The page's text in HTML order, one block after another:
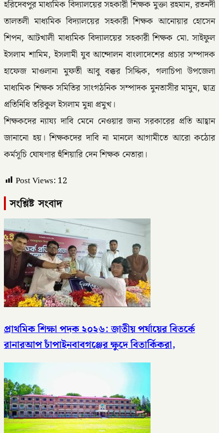
হরিদেবপুর মাধ্যমিক বিদ্যালয়ের সহকারী শিক্ষক মুক্তা রহমান, রতনদী
তালতলী মাধ্যমিক বিদ্যালয়ের সহকারী শিক্ষক আনোয়ার হোসেন
শিপন, আটখালী মাধ্যমিক বিদ্যালয়ের সহকারী শিক্ষক মো. সাইফুল
ইসলাম শামিম, ইসলামী যুব আন্দোলন বাংলাদেশের প্রচার সম্পাদক
হাফেজ মাওলানা মুফতী আবু বক্কর সিদ্দিক, গলাচিপা উপজেলা
মাধ্যমিক শিক্ষক সমিতির সাংগঠনিক সম্পাদক মুনতাসীর মামুন, ছাত্র
প্রতিনিধি তরিকুল ইসলাম মুন্না প্রমুখ।
শিক্ষকদের ন্যায্য দাবি মেনে নেওয়ার জন্য সরকারের প্রতি আহ্বান
জানানো হয়। শিক্ষকদের দাবি না মানলে আগামীতে আরো কঠোর
কর্মসূচি ঘোষণার হুঁশিয়ারি দেন শিক্ষক নেতারা।
Post Views: 12
সংশ্লিষ্ট সংবাদ
প্রাথমিক শিক্ষা পদক ২০২৬: জাতীয় পর্যায়ের বিতর্কে
রানারআপ চাঁপাইনবাবগঞ্জের ক্ষুদে বিতার্কিকরা,